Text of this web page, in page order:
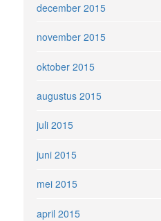
december 2015
november 2015
oktober 2015
augustus 2015
juli 2015
juni 2015
mei 2015
april 2015